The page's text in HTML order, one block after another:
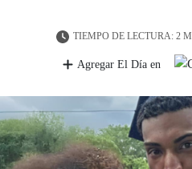
TIEMPO DE LECTURA: 2 M
Agregar El Día en